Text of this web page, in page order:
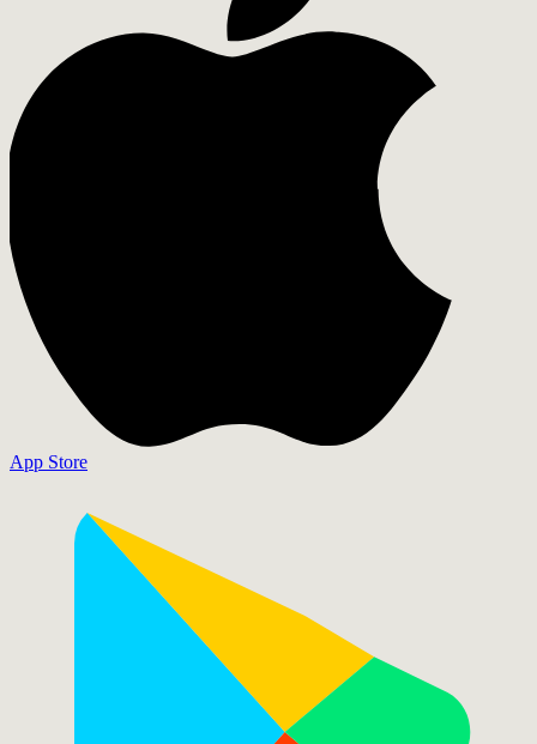
App Store